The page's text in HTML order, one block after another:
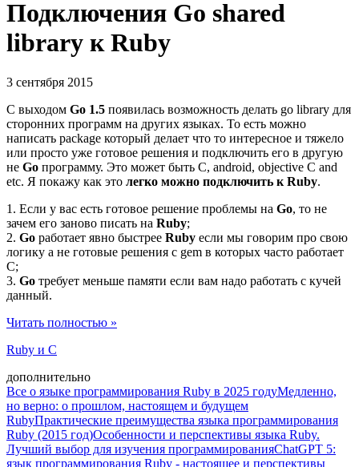
Подключения Go shared
library к Ruby
3 сентября 2015
С выходом Go 1.5 появилась возможность делать go library для
сторонних программ на других языках. То есть можно
написать package который делает что то интересное и тяжело
или просто уже готовое решения и подключить его в другую
не Go программу. Это может быть C, android, objective C and
etc. Я покажу как это легко можно подключить к Ruby.
1. Если у вас есть готовое решение проблемы на Go, то не
зачем его заново писать на Ruby;
2. Go работает явно быстрее Ruby если мы говорим про свою
логику а не готовые решения с gem в которых часто работает
C;
3. Go требует меньше памяти если вам надо работать с кучей
данный.
Читать полностью »
Ruby и C
дополнительно
Все о языке программирования Ruby в 2025 годуМедленно,
но верно: о прошлом, настоящем и будущем
RubyПрактические преимущества языка программирования
Ruby (2015 год)Особенности и перспективы языка Ruby.
Лучший выбор для изучения программированияChatGPT 5:
язык программирования Ruby - настоящее и перспективы